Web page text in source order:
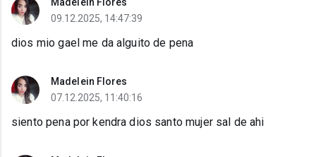
09.12.2025, 14:47:39
dios mio gael me da alguito de pena
Madelein Flores
07.12.2025, 11:40:16
siento pena por kendra dios santo mujer sal de ahi